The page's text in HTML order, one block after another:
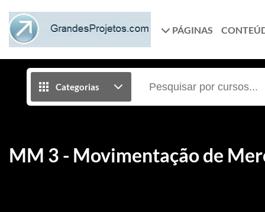
PÁGINAS
Categorias
MM 3 - Movimentação de